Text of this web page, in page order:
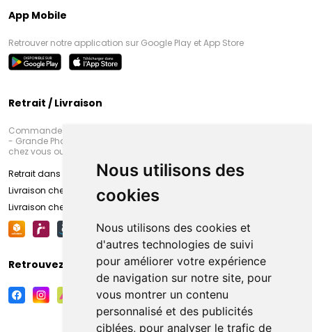
Nous utilisons des
cookies
Nous utilisons des cookies et
d'autres technologies de suivi
pour améliorer votre expérience
de navigation sur notre site, pour
vous montrer un contenu
personnalisé et des publicités
ciblées, pour analyser le trafic de
App Mobile
Retrouver notre application sur Google Play et App Store
Retrait / Livraison
Commandez en ligne et venez chercher votre commande à Amiens
- Grande Pharmacie d’Amiens (Fachon) ou recevez-là rapidement
chez vous ou en point retrait
Retrait dans la pharmacie d’Amiens
Livraison chez vous
Livraison chez votre commerçant
Retrouvez-nous sur vos réseaux sociaux